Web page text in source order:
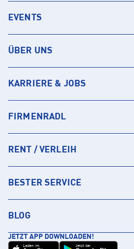
EVENTS
ÜBER UNS
KARRIERE & JOBS
FIRMENRADL
RENT / VERLEIH
BESTER SERVICE
BLOG
JETZT APP DOWNLOADEN!
Laden im Jetzt bei